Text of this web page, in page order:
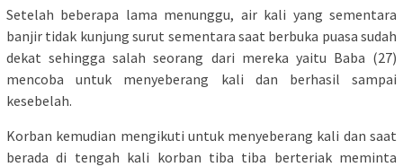
Setelah beberapa lama menunggu, air kali yang sementara
banjir tidak kunjung surut sementara saat berbuka puasa sudah
dekat sehingga salah seorang dari mereka yaitu Baba (27)
mencoba untuk menyeberang kali dan berhasil sampai
kesebelah.
Korban kemudian mengikuti untuk menyeberang kali dan saat
berada di tengah kali korban tiba tiba berteriak meminta